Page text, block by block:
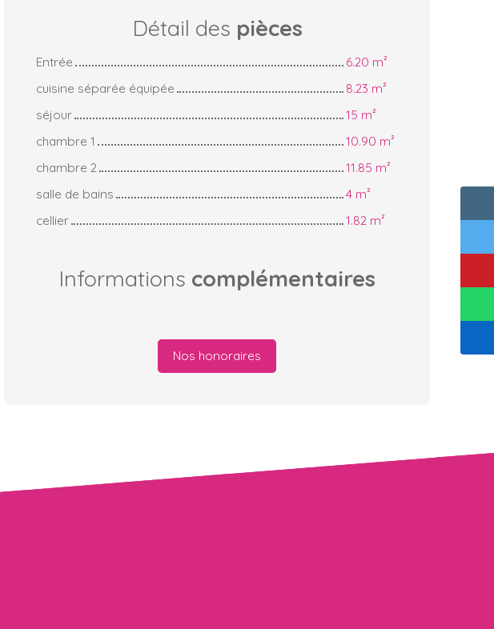
Détail des pièces
Entrée
6.20 m²
cuisine séparée équipée
8.23 m²
séjour
15 m²
chambre 1
10.90 m²
chambre 2
11.85 m²
salle de bains
4 m²
cellier
1.82 m²
Informations complémentaires
Nos honoraires